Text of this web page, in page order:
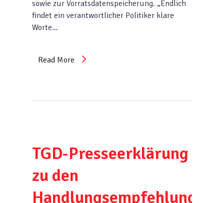
sowie zur Vorratsdatenspeicherung. „Endlich
findet ein verantwortlicher Politiker klare
Worte…
Read More
TGD-Presseerklärung
zu den
Handlungsempfehlungen